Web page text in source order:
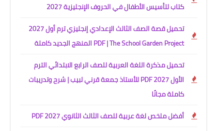
كتاب لتأسيس الأطفال في الحروف الإنجليزية 2027
تحميل قصة الصف الثالث الإعدادي إنجليزي ترم أول 2027
PDF | The School Garden Project المنهج الجديد كاملة
تحميل مذكرة اللغة العربية للصف الرابع الابتدائي الترم
الأول 2027 PDF للأستاذ جمعة قرني لبيب | شرح وتدريبات
كاملة مجانًا
أفضل ملخص لغة عربية للصف الثالث الثانوي 2027 PDF